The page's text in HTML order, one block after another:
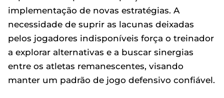
implementação de novas estratégias. A
necessidade de suprir as lacunas deixadas
pelos jogadores indisponíveis força o treinador
a explorar alternativas e a buscar sinergias
entre os atletas remanescentes, visando
manter um padrão de jogo defensivo confiável.